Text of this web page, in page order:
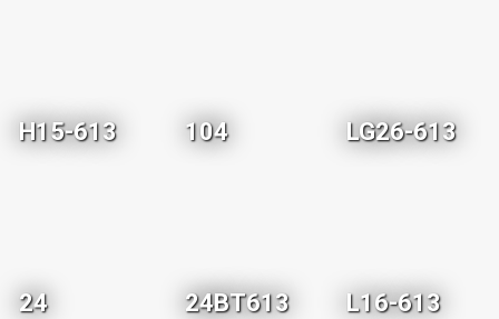
H15-613 104 LG26-613
24 24BT613 L16-613